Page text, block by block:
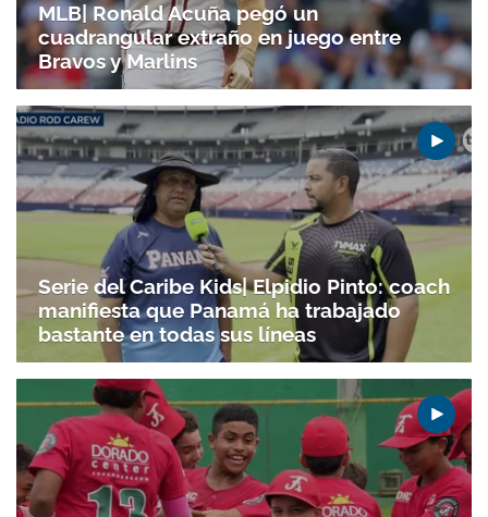
MLB| Ronald Acuña pegó un
cuadrangular extraño en juego entre
Bravos y Marlins
Serie del Caribe Kids| Elpidio Pinto: coach
manifiesta que Panamá ha trabajado
bastante en todas sus líneas